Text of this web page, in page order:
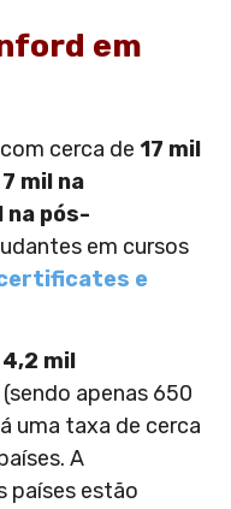
em
cerca de 17 mil
7 mil na
na pós-
em cursos
e
4,2 mil
(sendo apenas 650
uma taxa de cerca
A
países estão